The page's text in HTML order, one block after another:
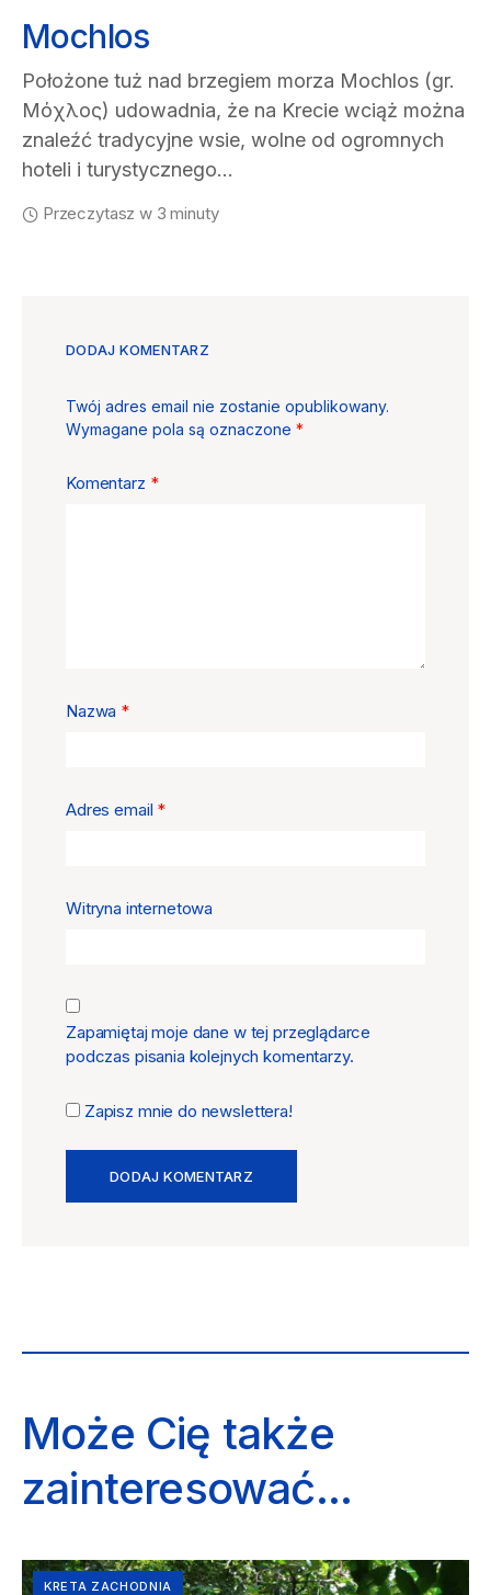
Mochlos
Położone tuż nad brzegiem morza Mochlos (gr.
Μόχλος) udowadnia, że na Krecie wciąż można
znaleźć tradycyjne wsie, wolne od ogromnych
hoteli i turystycznego…
Przeczytasz w 3 minuty
DODAJ KOMENTARZ
Twój adres email nie zostanie opublikowany.
Wymagane pola są oznaczone *
Komentarz *
Nazwa *
Adres email *
Witryna internetowa
Zapamiętaj moje dane w tej przeglądarce
podczas pisania kolejnych komentarzy.
Zapisz mnie do newslettera!
Może Cię także
zainteresować...
KRETA ZACHODNIA